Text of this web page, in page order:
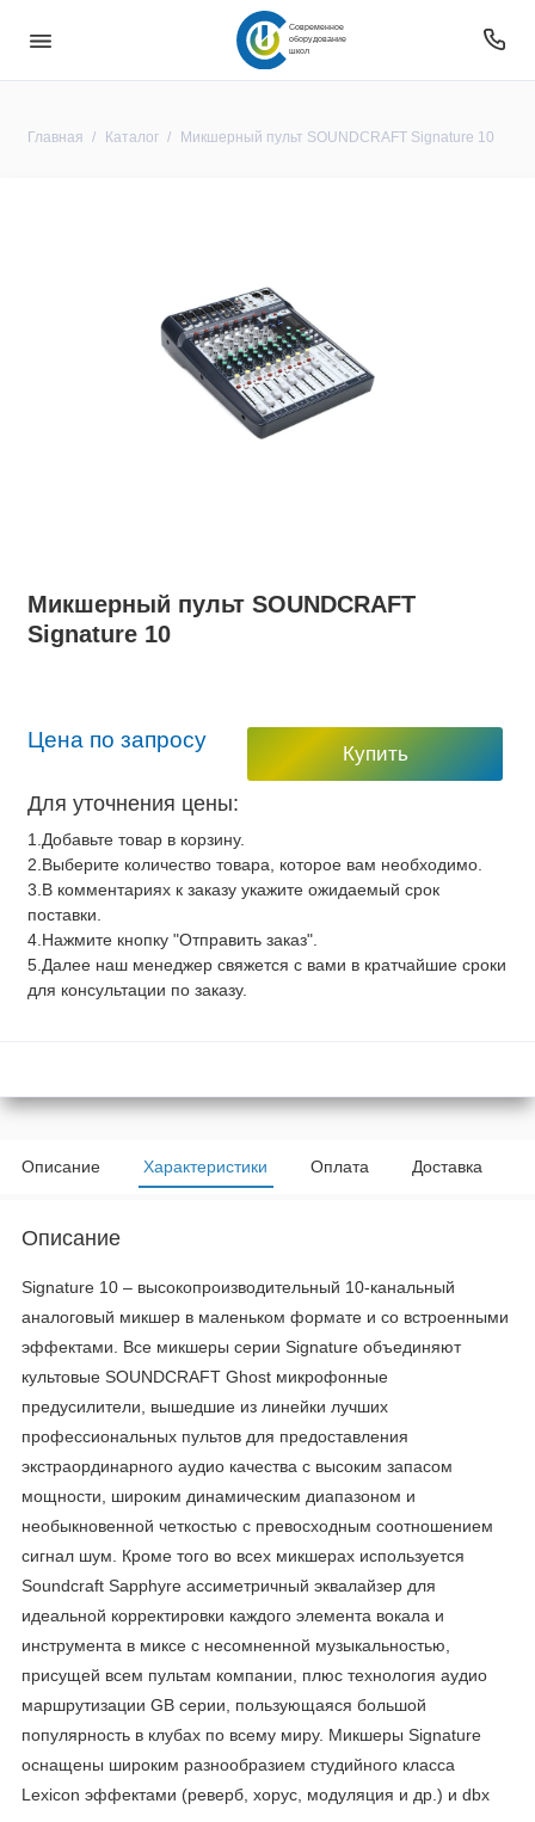
Современное
оборудование
школ
Главная Каталог Микшерный пульт SOUNDCRAFT Signature 10
Микшерный пульт SOUNDCRAFT
Signature 10
Цена по запросу
Купить
Для уточнения цены:
1.Добавьте товар в корзину.
2.Выберите количество товара, которое вам необходимо.
3.В комментариях к заказу укажите ожидаемый срок
поставки.
4.Нажмите кнопку "Отправить заказ".
5.Далее наш менеджер свяжется с вами в кратчайшие сроки
для консультации по заказу.
Описание Характеристики Оплата Доставка
Описание
Signature 10 – высокопроизводительный 10-канальный
аналоговый микшер в маленьком формате и со встроенными
эффектами. Все микшеры серии Signature объединяют
культовые SOUNDCRAFT Ghost микрофонные
предусилители, вышедшие из линейки лучших
профессиональных пультов для предоставления
экстраординарного аудио качества с высоким запасом
мощности, широким динамическим диапазоном и
необыкновенной четкостью с превосходным соотношением
сигнал шум. Кроме того во всех микшерах используется
Soundcraft Sapphyre ассиметричный эквалайзер для
идеальной корректировки каждого элемента вокала и
инструмента в миксе с несомненной музыкальностью,
присущей всем пультам компании, плюс технология аудио
маршрутизации GB серии, пользующаяся большой
популярность в клубах по всему миру. Микшеры Signature
оснащены широким разнообразием студийного класса
Lexicon эффектами (реверб, хорус, модуляция и др.) и dbx